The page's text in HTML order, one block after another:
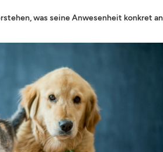
was seine Anwesenheit konkret
ANMELDEN